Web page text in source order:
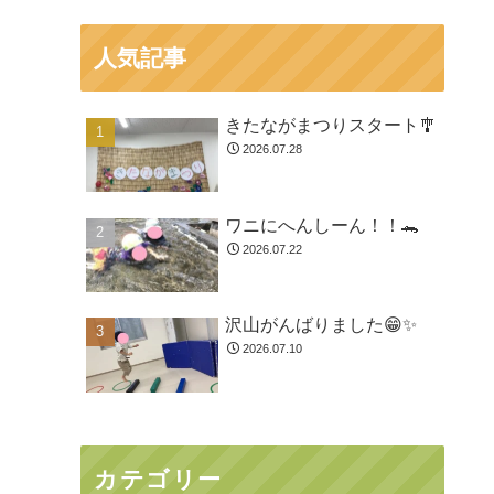
人気記事
きたながまつりスタート🎐
2026.07.28
ワニにへんしーん！！🐊
2026.07.22
沢山がんばりました😁✨
2026.07.10
カテゴリー